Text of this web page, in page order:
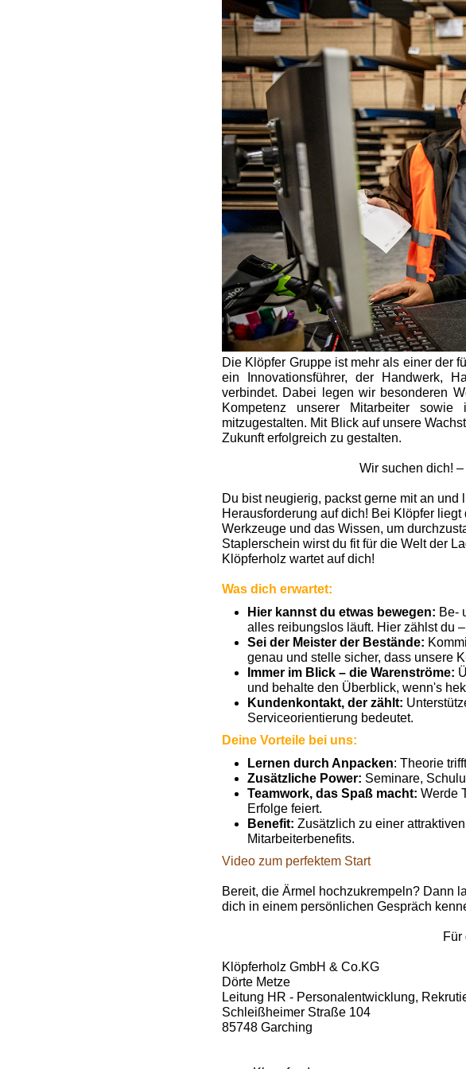
Die Klöpfer Gruppe ist mehr als einer der
ein Innovationsführer, der Handwerk,
verbindet. Dabei legen wir besonderen
Kompetenz unserer Mitarbeiter
mitzugestalten. Mit Blick auf unsere
Zukunft erfolgreich zu gestalten.
Wir suchen dich! –
Du bist neugierig, packst gerne mit an
Herausforderung auf dich! Bei Klöpfer
Werkzeuge und das Wissen, um
Staplerschein wirst du fit für die Welt der
Klöpferholz wartet auf dich!
Was dich erwartet:
Hier kannst du etwas bewegen: Be-
alles reibungslos läuft. Hier zählst du
Sei der Meister der Bestände:
genau und stelle sicher, dass unsere
Immer im Blick – die Warenströme:
und behalte den Überblick, wenn's
Kundenkontakt, der zählt:
Serviceorientierung bedeutet.
Deine Vorteile bei uns:
Lernen durch Anpacken: Theorie
Zusätzliche Power: Seminare,
Teamwork, das Spaß macht: Werde
Erfolge feiert.
Benefit: Zusätzlich zu einer
Mitarbeiterbenefits.
Video zum perfektem Start
Bereit, die Ärmel hochzukrempeln? Dann
dich in einem persönlichen Gespräch
Für
Klöpferholz GmbH & Co.KG
Dörte Metze
Leitung HR - Personalentwicklung,
Schleißheimer Straße 104
85748 Garching